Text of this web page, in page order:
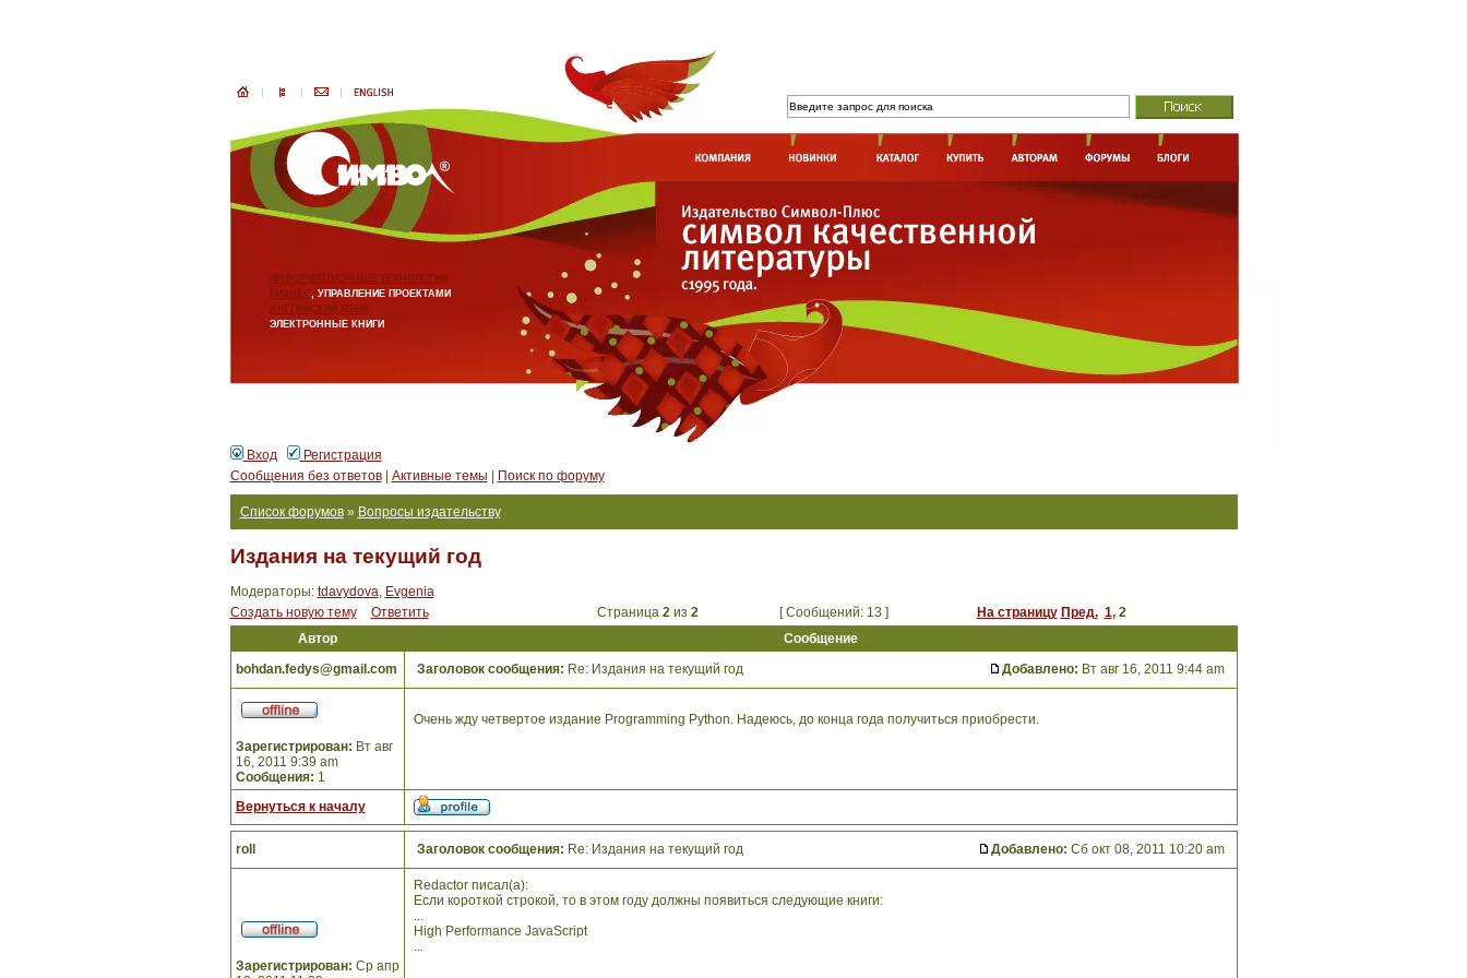
ИНФОРМАЦИОННЫЕ ТЕХНОЛОГИИ
БИЗНЕС, УПРАВЛЕНИЕ ПРОЕКТАМИ
АНГЛИЙСКИЙ ЯЗЫК
ЭЛЕКТРОННЫЕ КНИГИ
Вход
Регистрация
Сообщения без ответов| Активные темы Поиск по форуму
Список форумов» Вопросы издательству
Издания на текущий год
Модераторы: tdavydova, Evgenia
Создать новую тему
Ответить Страница 2из 2 [ Сообщений: 13 ] На страницу Пред. 1, 2
Автор
Сообщение
bohdan.fedys@gmail.com
Заголовок сообщения: Re: Издания на текущий год Добавлено: Вт авг 16, 2011 9:44 am
Зарегистрирован: Вт авг
16, 2011 9:39 am
Сообщения: 1
Очень жду четвертое издание Programming Python. Надеюсь, до конца года получиться приобрести.
Вернуться к началу
roll Заголовок сообщения: Re: Издания на текущий год Добавлено: Сб окт 08, 2011 10:20 am
Зарегистрирован: Ср апр
Redactor писал(а):
Если короткой строкой, то в этом году должны появиться следующие книги:
...
High Performance JavaScript
...